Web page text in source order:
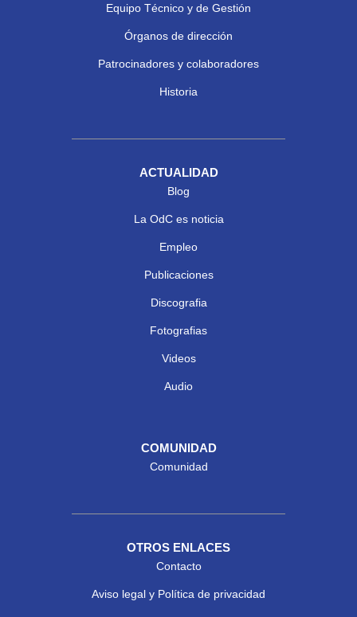
Equipo Técnico y de Gestión
Órganos de dirección
Patrocinadores y colaboradores
Historia
ACTUALIDAD
Blog
La OdC es noticia
Empleo
Publicaciones
Discografia
Fotografias
Videos
Audio
COMUNIDAD
Comunidad
OTROS ENLACES
Contacto
Aviso legal y Política de privacidad